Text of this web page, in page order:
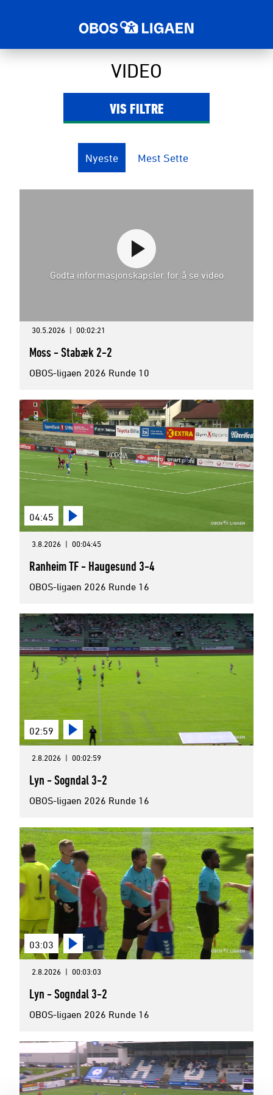
VIDEO
Nyeste Mest Sette
Godta informasjonskapsler for å se video
30.5.2026 | 00:02:21
Moss - Stabæk 2-2
OBOS-ligaen 2026 Runde 10
04:45
3.8.2026 | 00:04:45
Ranheim TF - Haugesund 3-4
OBOS-ligaen 2026 Runde 16
02:59
2.8.2026 | 00:02:59
Lyn - Sogndal 3-2
OBOS-ligaen 2026 Runde 16
03:03
2.8.2026 | 00:03:03
Lyn - Sogndal 3-2
OBOS-ligaen 2026 Runde 16
VISFILTRE